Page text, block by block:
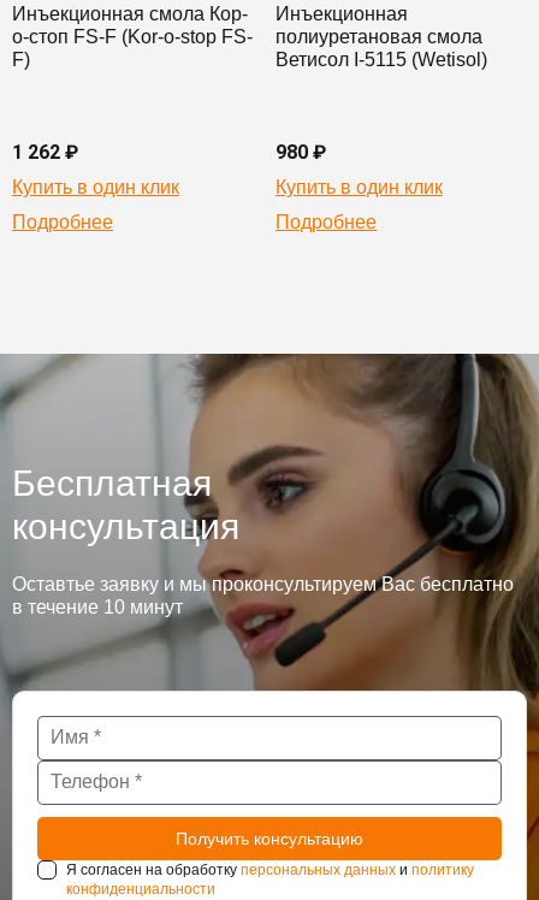
Инъекционная смола Кор-
о-стоп FS-F (Kor-o-stop FS-
F)
1 262 ₽
Купить в один клик
Подробнее
Инъекционная
полиуретановая смола
Ветисол I-5115 (Wetisol)
980 ₽
Купить в один клик
Подробнее
Бесплатная
консультация
Оставтье заявку и мы проконсультируем Вас бесплатно
в течение 10 минут
Я согласен на обработку персональных данных и политику
конфиденциальности